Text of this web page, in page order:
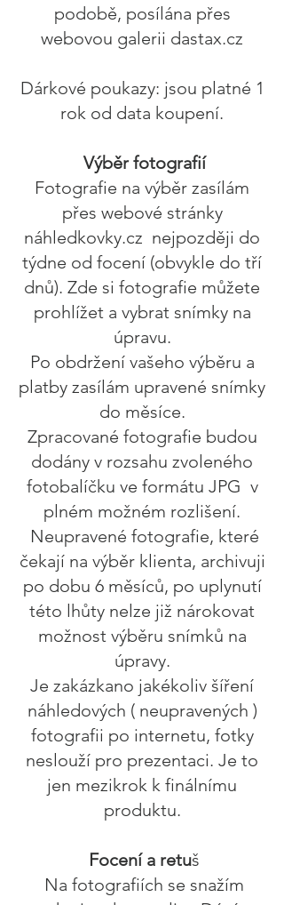
podobě, posílána přes
webovou galerii dastax.cz
Dárkové poukazy: jsou platné 1
rok od data koupení.
Výběr fotografií
Fotografie na výběr zasílám
přes webové stránky
náhledkovky.cz nejpozději do
týdne od focení (obvykle do tří
dnů). Zde si fotografie můžete
prohlížet a vybrat snímky na
úpravu.
Po obdržení vašeho výběru a
platby zasílám upravené snímky
do měsíce.
Zpracované fotografie budou
dodány v rozsahu zvoleného
fotobalíčku ve formátu JPG v
plném možném rozlišení.
Neupravené fotografie, které
čekají na výběr klienta, archivuji
po dobu 6 měsíců, po uplynutí
této lhůty nelze již nárokovat
možnost výběru snímků na
úpravy.
Je zakázkano jakékoliv šíření
náhledových ( neupravených )
fotografii po internetu, fotky
neslouží pro prezentaci. Je to
jen mezikrok k finálnímu
produktu.
Focení a retuš
Na fotografiích se snažím